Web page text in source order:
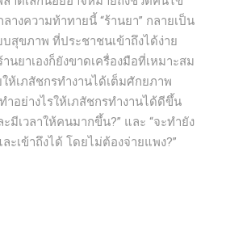
งความท้าทายนี้ “ร้านยา” กลายเป็น
สุขภาพ ที่ประชาชนเข้าถึงได้ง่าย
นยาเองก็ยังขาดเครื่องมือที่เหมาะสม
ห้เภสัชกรทำงานได้เต็มศักยภาพ
อย่างไรให้เภสัชกรทำงานได้ดีขึ้น
เวลาให้คนมากขึ้น?” และ “จะทำยัง
ะเข้าถึงได้ โดยไม่ต้องจ่ายแพง?”